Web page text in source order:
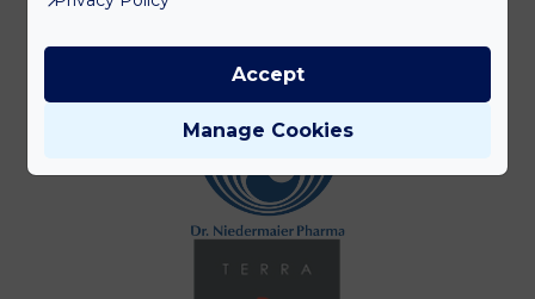
Manage Cookies
Accept